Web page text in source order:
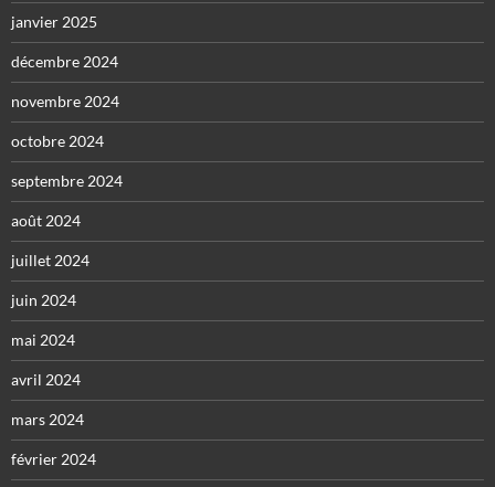
janvier 2025
décembre 2024
novembre 2024
octobre 2024
septembre 2024
août 2024
juillet 2024
juin 2024
mai 2024
avril 2024
mars 2024
février 2024